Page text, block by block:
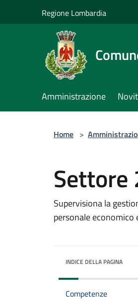
Regione Lombardia
Amministrazione
Home >
Settore
Supervisiona la
personale economico
INDICE DELLA PAGINA
Competenze